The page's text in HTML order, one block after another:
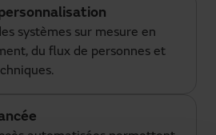
systèmes sur mesure en
du flux de personnes et